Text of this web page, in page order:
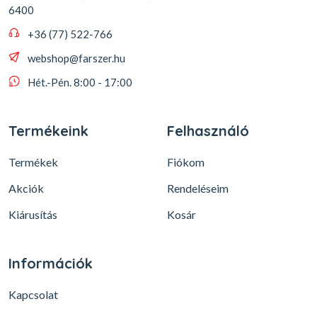
6400
+36 (77) 522-766
webshop@farszer.hu
Hét.-Pén. 8:00 - 17:00
Termékeink
Termékek
Akciók
Kiárusítás
Felhasználó
Fiókom
Rendeléseim
Kosár
Információk
Kapcsolat